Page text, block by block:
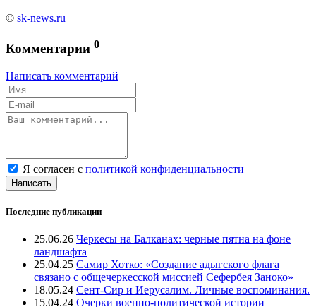
© sk-news.ru
Комментарии 0
Написать комментарий
Я согласен с политикой конфиденциальности
Написать
Последние публикации
25.06.26 Черкесы на Балканах: черные пятна на фоне
ландшафта
25.04.25 Самир Хотко: «Создание адыгского флага
связано с общечеркесской миссией Сефербея Заноко»
18.05.24 Сент-Сир и Иерусалим. Личные воспоминания.
15.04.24 Очерки военно-политической истории